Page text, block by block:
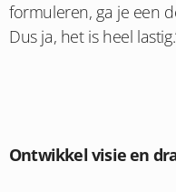
formuleren, ga je een
Dus ja, het is heel
Ontwikkel visie en